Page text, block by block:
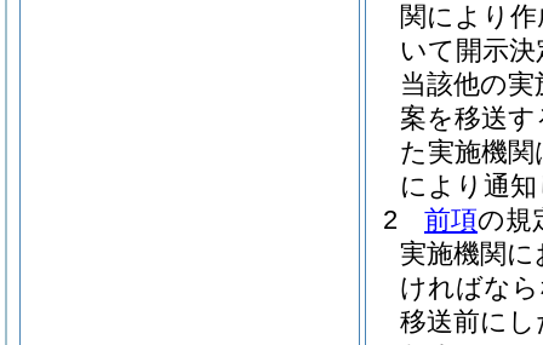
関により
いて開示
当該他の
案を移送
た実施機
により通
2
前項の規
実施機関
ければな
移送前に